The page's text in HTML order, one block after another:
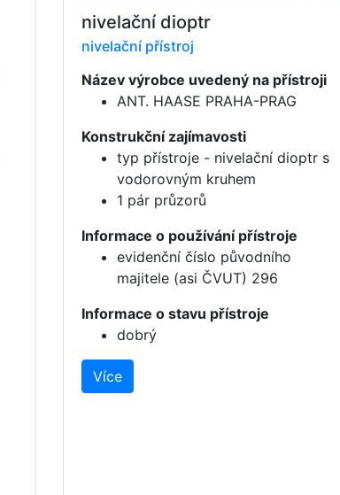
nivelační dioptr
nivelační přístroj
Název výrobce uvedený na přístroji
ANT. HAASE PRAHA-PRAG
Konstrukční zajímavosti
typ přístroje - nivelační dioptr s
vodorovným kruhem
1 pár průzorů
Informace o používání přístroje
evidenční číslo původního
majitele (asi ČVUT) 296
Informace o stavu přístroje
dobrý
Více